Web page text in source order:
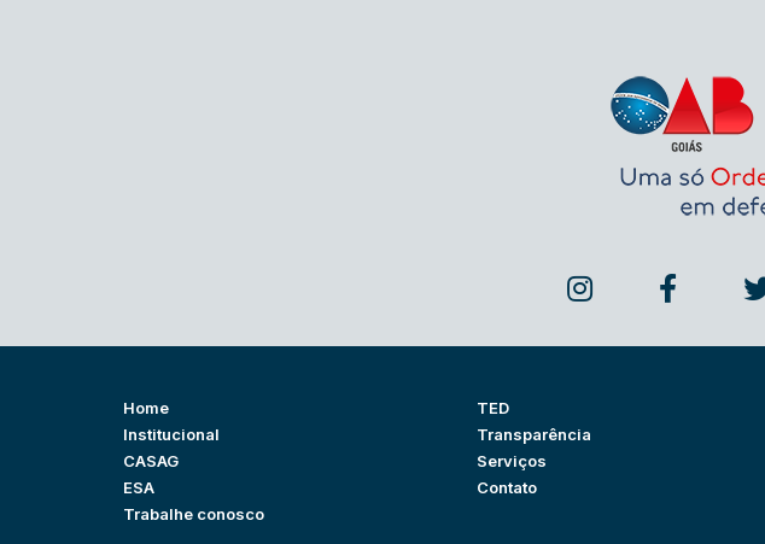
Home
Institucional
CASAG
ESA
Trabalhe conosco
TED
Transparência
Serviços
Contato